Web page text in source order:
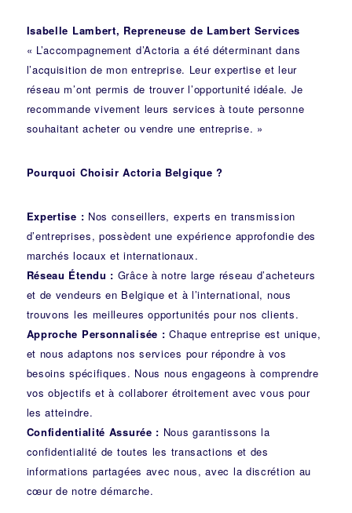
Isabelle Lambert, Repreneuse de Lambert Services
« L’accompagnement d’Actoria a été déterminant dans
l’acquisition de mon entreprise. Leur expertise et leur
réseau m’ont permis de trouver l’opportunité idéale. Je
recommande vivement leurs services à toute personne
souhaitant acheter ou vendre une entreprise. »
Pourquoi Choisir Actoria Belgique ?
Expertise : Nos conseillers, experts en transmission
d’entreprises, possèdent une expérience approfondie des
marchés locaux et internationaux.
Réseau Étendu : Grâce à notre large réseau d’acheteurs
et de vendeurs en Belgique et à l’international, nous
trouvons les meilleures opportunités pour nos clients.
Approche Personnalisée : Chaque entreprise est unique,
et nous adaptons nos services pour répondre à vos
besoins spécifiques. Nous nous engageons à comprendre
vos objectifs et à collaborer étroitement avec vous pour
les atteindre.
Confidentialité Assurée : Nous garantissons la
confidentialité de toutes les transactions et des
informations partagées avec nous, avec la discrétion au
cœur de notre démarche.